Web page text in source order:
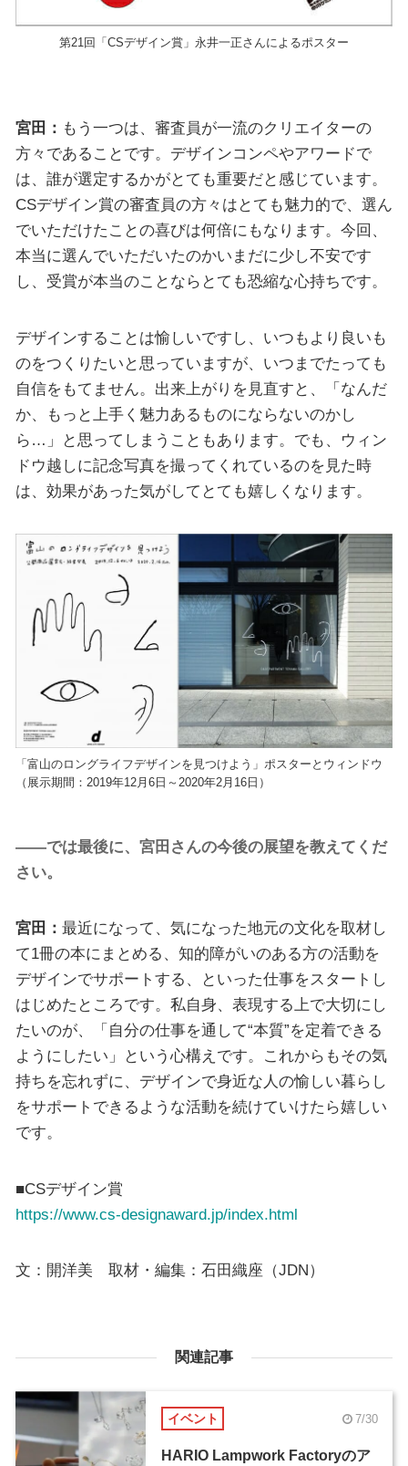
第21回「CSデザイン賞」永井一正さんによるポスター
宮田： もう一つは、審査員が一流のクリエイターの
方々であることです。デザインコンペやアワードで
は、誰が選定するかがとても重要だと感じています。
CSデザイン賞の審査員の方々はとても魅力的で、選ん
でいただけたことの喜びは何倍にもなります。今回、
本当に選んでいただいたのかいまだに少し不安です
し、受賞が本当のことならとても恐縮な心持ちです。
デザインすることは愉しいですし、いつもより良いも
のをつくりたいと思っていますが、いつまでたっても
自信をもてません。出来上がりを見直すと、「なんだ
か、もっと上手く魅力あるものにならないのかし
ら…」と思ってしまうこともあります。でも、ウィン
ドウ越しに記念写真を撮ってくれているのを見た時
は、効果があった気がしてとても嬉しくなります。
「富山のロングライフデザインを見つけよう」ポスターとウィンドウ
（展示期間：2019年12月6日～2020年2月16日）
――では最後に、宮田さんの今後の展望を教えてくだ
さい。
宮田： 最近になって、気になった地元の文化を取材し
て1冊の本にまとめる、知的障がいのある方の活動を
デザインでサポートする、といった仕事をスタートし
はじめたところです。私自身、表現する上で大切にし
たいのが、「自分の仕事を通して“本質”を定着できる
ようにしたい」という心構えです。これからもその気
持ちを忘れずに、デザインで身近な人の愉しい暮らし
をサポートできるような活動を続けていけたら嬉しい
です。
■CSデザイン賞
https://www.cs-designaward.jp/index.html
文：開洋美 取材・編集：石田織座（JDN）
関連記事
イベント 7/30
HARIO Lampwork Factoryのア